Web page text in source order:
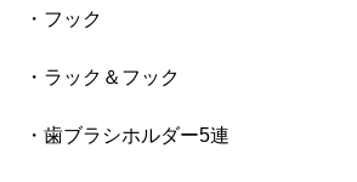
・フック
・ラック＆フック
・歯ブラシホルダー5連